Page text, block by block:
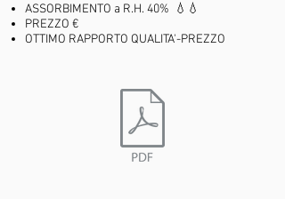
ASSORBIMENTO a R.H. 40% 💧💧
PREZZO €
OTTIMO RAPPORTO QUALITA'-PREZZO